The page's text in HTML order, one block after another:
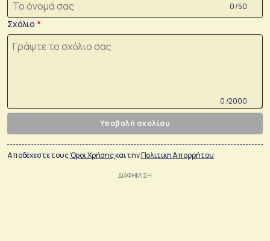
0 /50
Σχόλιο
0 /2000
Υποβολή σχολίου
Αποδέχεστε τουςΌροι Χρήσηςκαι τηνΠολιτικη Απορρήτου